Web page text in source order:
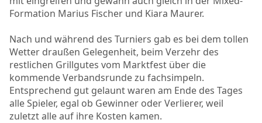
Formation Marius Fischer und Kiara Maurer.
Nach und während des Turniers gab es bei dem tollen
Wetter draußen Gelegenheit, beim Verzehr des
restlichen Grillgutes vom Marktfest über die
kommende Verbandsrunde zu fachsimpeln.
Entsprechend gut gelaunt waren am Ende des Tages
alle Spieler, egal ob Gewinner oder Verlierer, weil
zuletzt alle auf ihre Kosten kamen.